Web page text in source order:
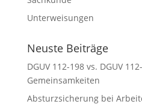
Unterweisungen
Neuste Beiträge
DGUV 112-198 vs. DGUV
Gemeinsamkeiten
Absturzsicherung bei